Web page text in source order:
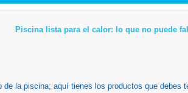
Piscina lista para el calor: lo que no puede
la piscina; aquí tienes los productos que debes